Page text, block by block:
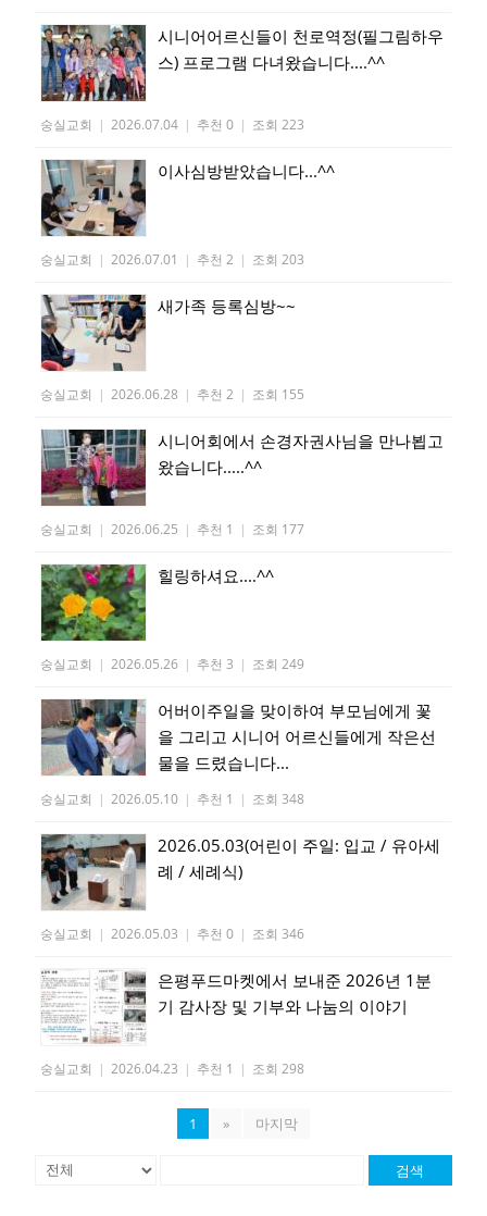
시니어어르신들이 천로역정(필그림하우
스) 프로그램 다녀왔습니다....^^
숭실교회 | 2026.07.04 | 추천 0 | 조회 223
이사심방받았습니다...^^
숭실교회 | 2026.07.01 | 추천 2 | 조회 203
새가족 등록심방~~
숭실교회 | 2026.06.28 | 추천 2 | 조회 155
시니어회에서 손경자권사님을 만나뵙고
왔습니다.....^^
숭실교회 | 2026.06.25 | 추천 1 | 조회 177
힐링하셔요....^^
숭실교회 | 2026.05.26 | 추천 3 | 조회 249
어버이주일을 맞이하여 부모님에게 꽃
을 그리고 시니어 어르신들에게 작은선
물을 드렸습니다...
숭실교회 | 2026.05.10 | 추천 1 | 조회 348
2026.05.03(어린이 주일: 입교 / 유아세
례 / 세례식)
숭실교회 | 2026.05.03 | 추천 0 | 조회 346
은평푸드마켓에서 보내준 2026년 1분
기 감사장 및 기부와 나눔의 이야기
숭실교회 | 2026.04.23 | 추천 1 | 조회 298
1 » 마지막
검색